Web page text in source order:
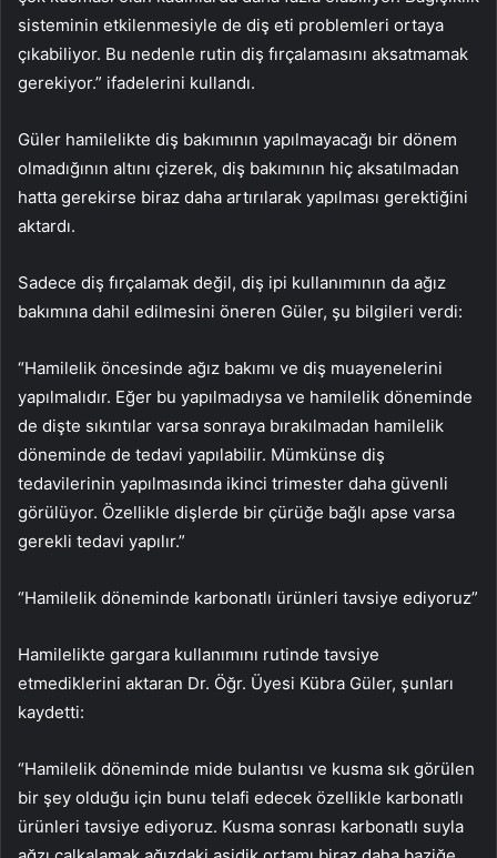
sisteminin etkilenmesiyle de diş eti problemleri ortaya
çıkabiliyor. Bu nedenle rutin diş fırçalamasını aksatmamak
gerekiyor.” ifadelerini kullandı.
Güler hamilelikte diş bakımının yapılmayacağı bir dönem
olmadığının altını çizerek, diş bakımının hiç aksatılmadan
hatta gerekirse biraz daha artırılarak yapılması gerektiğini
aktardı.
Sadece diş fırçalamak değil, diş ipi kullanımının da ağız
bakımına dahil edilmesini öneren Güler, şu bilgileri verdi:
“Hamilelik öncesinde ağız bakımı ve diş muayenelerini
yapılmalıdır. Eğer bu yapılmadıysa ve hamilelik döneminde
de dişte sıkıntılar varsa sonraya bırakılmadan hamilelik
döneminde de tedavi yapılabilir. Mümkünse diş
tedavilerinin yapılmasında ikinci trimester daha güvenli
görülüyor. Özellikle dişlerde bir çürüğe bağlı apse varsa
gerekli tedavi yapılır.”
“Hamilelik döneminde karbonatlı ürünleri tavsiye ediyoruz”
Hamilelikte gargara kullanımını rutinde tavsiye
etmediklerini aktaran Dr. Öğr. Üyesi Kübra Güler, şunları
kaydetti:
“Hamilelik döneminde mide bulantısı ve kusma sık görülen
bir şey olduğu için bunu telafi edecek özellikle karbonatlı
ürünleri tavsiye ediyoruz. Kusma sonrası karbonatlı suyla